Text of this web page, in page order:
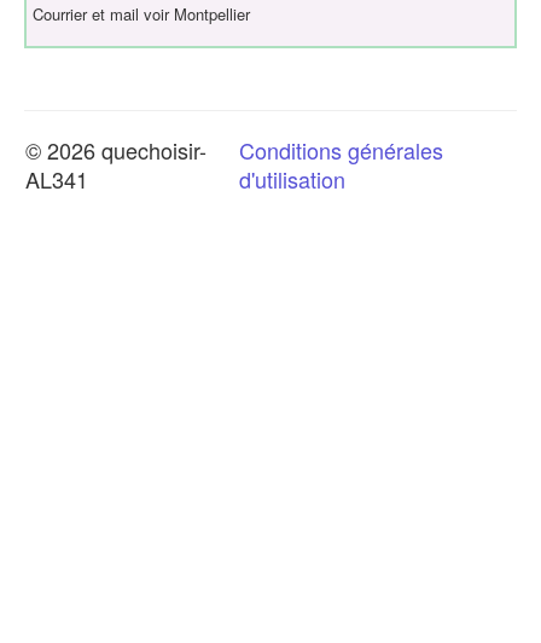
Courrier et mail voir Montpellier
© 2026 quechoisir-
AL341
Conditions générales
d'utilisation